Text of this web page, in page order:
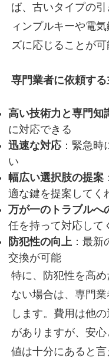
ば、古いタイプの
ィンプルキーや電
ズに応じることが可
専門業者に依頼す
高い技術力と専門知
に対応できる
迅速な対応：緊急時
い
幅広い選択肢の提案
適な鍵を提案してく
万が一のトラブルへ
任を持って対応して
防犯性の向上 ：最
交換が可能
特に、防犯性を高
ない場合は、専門
します。費用は他
がありますが、安
値は十分にあると